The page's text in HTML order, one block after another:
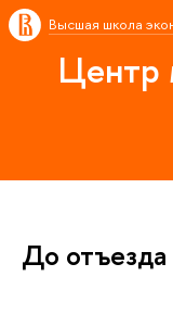
Высшая школа
Центр
До отъезда